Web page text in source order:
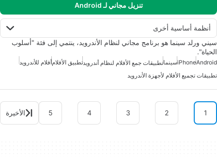
تنزيل مجاني لـ Android
أنظمة أساسية أخرى
سيني ورلد سينما هو برنامج مجاني لنظام الأندرويد، ينتمي إلى فئة "أسلوب
الحياة".
Android
iPhoneسينماتطبيقات جمع الأفلام لنظام أندرويدتطبيق الأفلامأفلام للأندرويد
تطبيقات تجميع الأفلام لأجهزة الأندرويد
1
2
3
4
5 الأخيرة